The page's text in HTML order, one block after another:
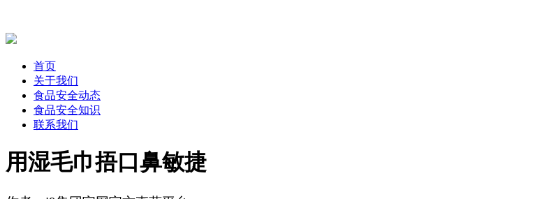
首页
关于我们
食品安全动态
食品安全知识
联系我们
用湿毛巾捂口鼻敏捷